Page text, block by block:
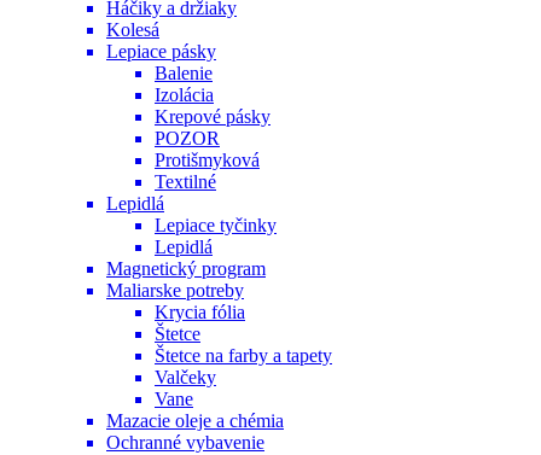
Háčiky a držiaky
Kolesá
Lepiace pásky
Balenie
Izolácia
Krepové pásky
POZOR
Protišmyková
Textilné
Lepidlá
Lepiace tyčinky
Lepidlá
Magnetický program
Maliarske potreby
Krycia fólia
Štetce
Štetce na farby a tapety
Valčeky
Vane
Mazacie oleje a chémia
Ochranné vybavenie